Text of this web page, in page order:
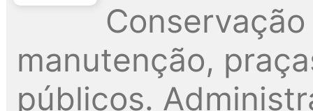
manutenção,
públicos.